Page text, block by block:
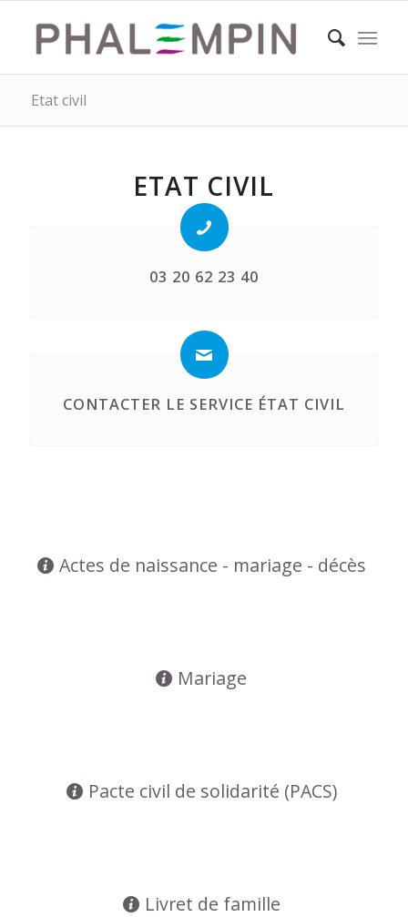
Etat civil
ETAT CIVIL
03 20 62 23 40
CONTACTER LE SERVICE ÉTAT CIVIL
Actes de naissance - mariage - décès
Mariage
Pacte civil de solidarité (PACS)
Livret de famille